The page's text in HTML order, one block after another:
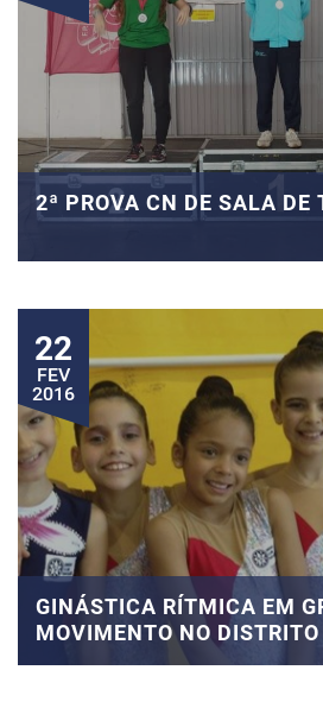
2ª PROVA CN DE SALA DE
22
FEV
2016
GINÁSTICA RÍTMICA EM
MOVIMENTO NO